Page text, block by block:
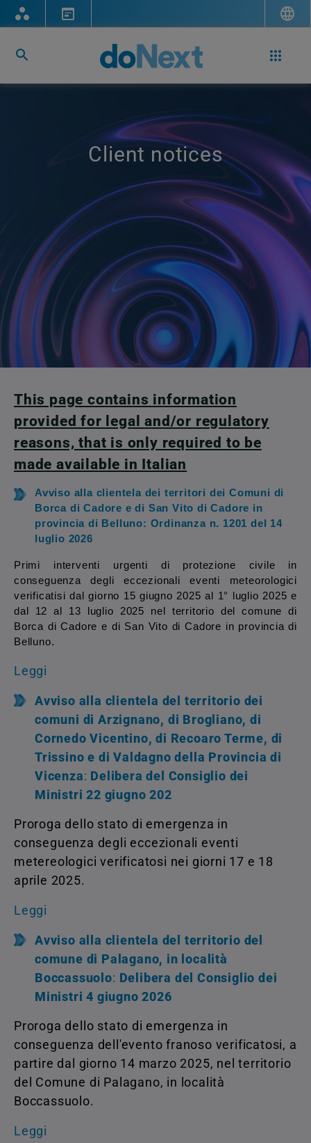
Client notices
This page contains information
provided for legal and/or regulatory
reasons, that is only required to be
made available in Italian
Avviso alla clientela dei territori dei Comuni di
Borca di Cadore e di San Vito di Cadore in
provincia di Belluno: Ordinanza n. 1201 del 14
luglio 2026
Primi interventi urgenti di protezione civile in
conseguenza degli eccezionali eventi meteorologici
verificatisi dal giorno 15 giugno 2025 al 1° luglio 2025 e
dal 12 al 13 luglio 2025 nel territorio del comune di
Borca di Cadore e di San Vito di Cadore in provincia di
Belluno.
Leggi
Avviso alla clientela del territorio dei
comuni di Arzignano, di Brogliano, di
Cornedo Vicentino, di Recoaro Terme, di
Trissino e di Valdagno della Provincia di
Vicenza: Delibera del Consiglio dei
Ministri 22 giugno 202
Proroga dello stato di emergenza in
conseguenza degli eccezionali eventi
metereologici verificatosi nei giorni 17 e 18
aprile 2025.
Leggi
Avviso alla clientela del territorio del
comune di Palagano, in località
Boccassuolo: Delibera del Consiglio dei
Ministri 4 giugno 2026
Proroga dello stato di emergenza in
conseguenza dell'evento franoso verificatosi, a
partire dal giorno 14 marzo 2025, nel territorio
del Comune di Palagano, in località
Boccassuolo.
Leggi